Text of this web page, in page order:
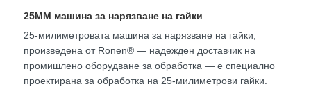
25MM машина за нарязване на гайки
25-милиметровата машина за нарязване на гайки,
произведена от Ronen® — надежден доставчик на
промишлено оборудване за обработка — е специално
проектирана за обработка на 25-милиметрови гайки.